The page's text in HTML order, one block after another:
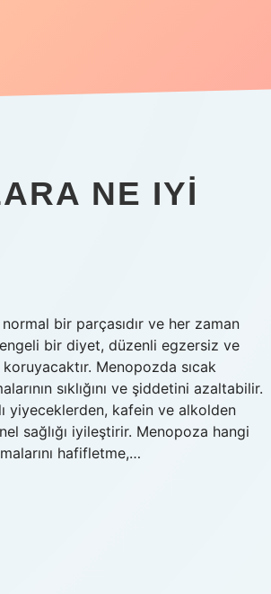
NE IYI
bir parçasıdır ve her zaman
bir diyet, düzenli egzersiz ve
koruyacaktır. Menopozda sıcak
sıklığını ve şiddetini azaltabilir.
yiyeceklerden, kafein ve alkolden
sağlığı iyileştirir. Menopoza hangi
hafifletme,…